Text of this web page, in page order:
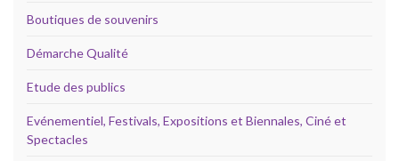
Boutiques de souvenirs
Démarche Qualité
Etude des publics
Evénementiel, Festivals, Expositions et Biennales, Ciné et
Spectacles